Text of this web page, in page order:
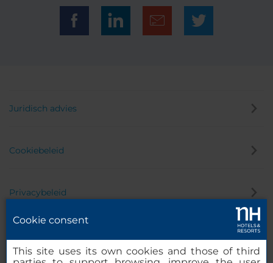
Juridisch advies
Cookiebeleid
Privacybeleid
Cookie consent
This site uses its own cookies and those of third